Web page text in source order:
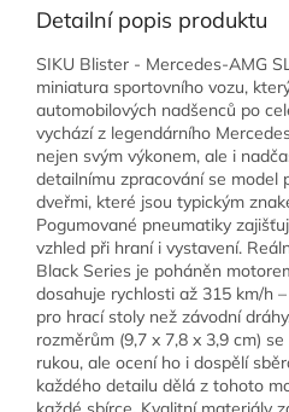
Detailní popis produktu
SIKU Blister - Mercedes-AMG
miniatura sportovního vozu,
automobilových nadšenců po
vychází z legendárního
nejen svým výkonem, ale i
detailnímu zpracování se model
dveřmi, které jsou typickým
Pogumované pneumatiky
vzhled při hraní i vystavení.
Black Series je poháněn
dosahuje rychlosti až 315 km/h
pro hrací stoly než závodní
rozměrům (9,7 x 7,8 x 3,9 cm)
rukou, ale ocení ho i dospělí
každého detailu dělá z tohoto